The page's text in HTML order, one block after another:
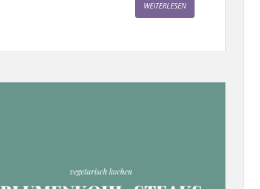
WEITERLESEN